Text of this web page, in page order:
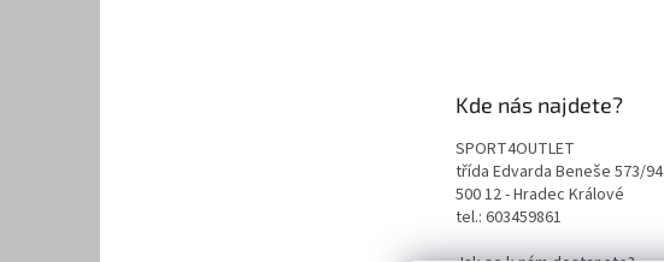
Kde nás najdete?
SPORT4OUTLET
třída Edvarda Beneše 573/94
500 12 - Hradec Králové
tel.: 603459861